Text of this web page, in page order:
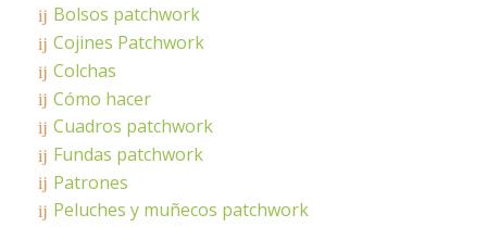
Bolsos patchwork
Cojines Patchwork
Colchas
Cómo hacer
Cuadros patchwork
Fundas patchwork
Patrones
Peluches y muñecos patchwork